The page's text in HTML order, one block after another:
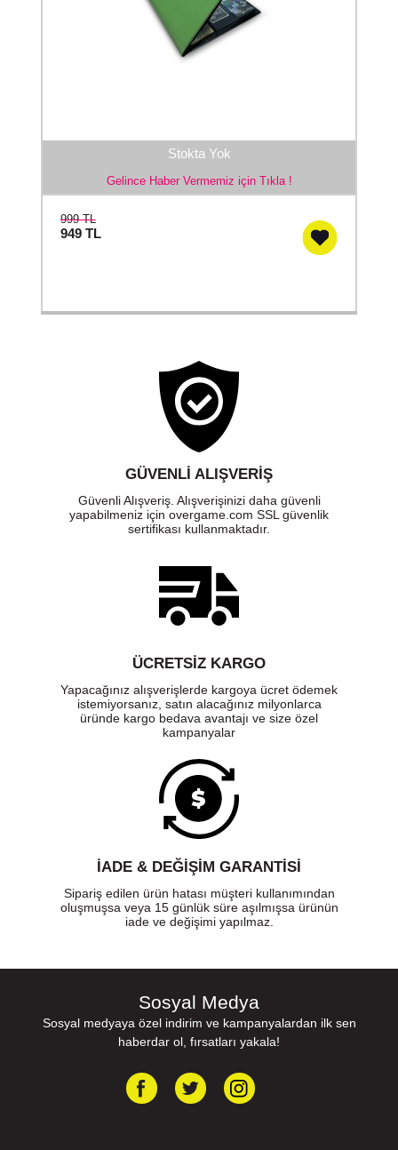
Stokta Yok
Gelince Haber Vermemiz için Tıkla !
999 TL
949 TL
GÜVENLI ALIŞVERIŞ
Güvenli Alışveriş. Alışverişinizi daha güvenli
yapabilmeniz için overgame.com SSL güvenlik
sertifikası kullanmaktadır.
ÜCRETSIZ KARGO
Yapacağınız alışverişlerde kargoya ücret ödemek
istemiyorsanız, satın alacağınız milyonlarca
üründe kargo bedava avantajı ve size özel
kampanyalar
İADE & DEĞİŞİM GARANTİSİ
Sipariş edilen ürün hatası müşteri kullanımından
oluşmuşsa veya 15 günlük süre aşılmışsa ürünün
iade ve değişimi yapılmaz.
Sosyal Medya
Sosyal medyaya özel indirim ve kampanyalardan ilk sen
haberdar ol, fırsatları yakala!